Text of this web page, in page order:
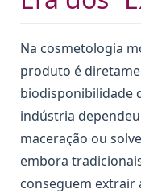
Na cosmetologia
produto é
biodisponibilidade
indústria
maceração ou
embora
conseguem extrair